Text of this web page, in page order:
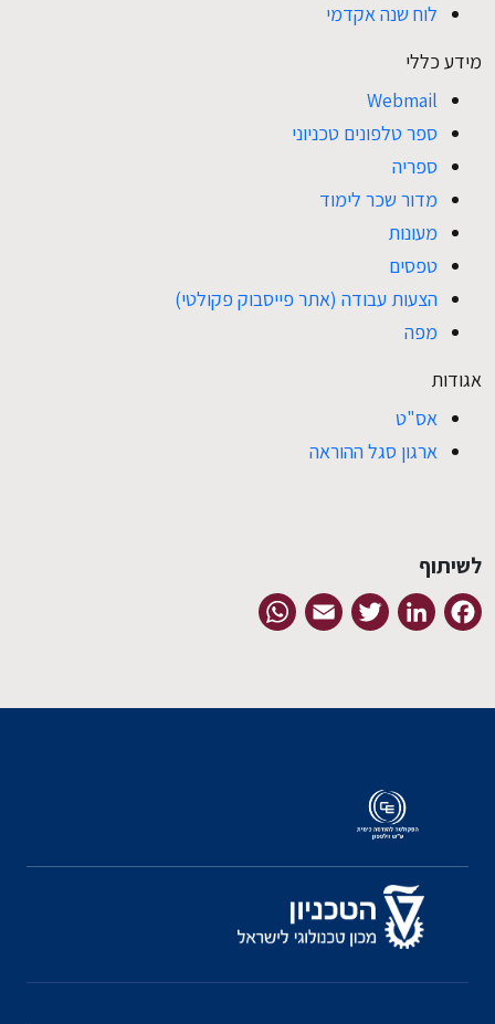
לוח שנה אקדמי
מידע כללי
Webmail
ספר טלפונים טכניוני
ספריה
מדור שכר לימוד
מעונות
טפסים
הצעות עבודה (אתר פייסבוק פקולטי)
מפה
אגודות
אס"ט
ארגון סגל ההוראה
לשיתוף
Facebook
LinkedIn
Twitter
Email